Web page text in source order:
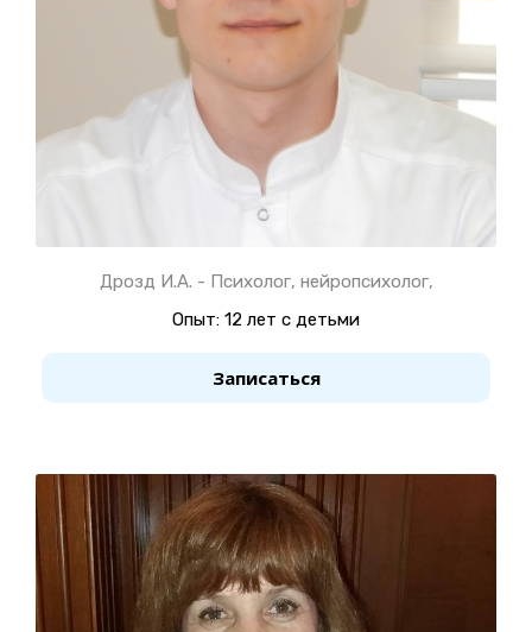
Дрозд И.А. - Психолог, нейропсихолог,
Опыт: 12 лет с детьми
Записаться